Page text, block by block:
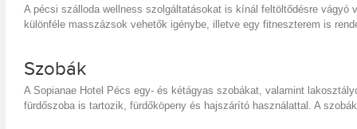
A pécsi szálloda wellness szolgáltatásokat is kínál feltöltődésre vágyó
különféle masszázsok vehetők igénybe, illetve egy fitneszterem is
Szobák
A Sopianae Hotel Pécs egy- és kétágyas szobákat, valamint
fürdőszoba is tartozik, fürdőköpeny és hajszárító használattal. A